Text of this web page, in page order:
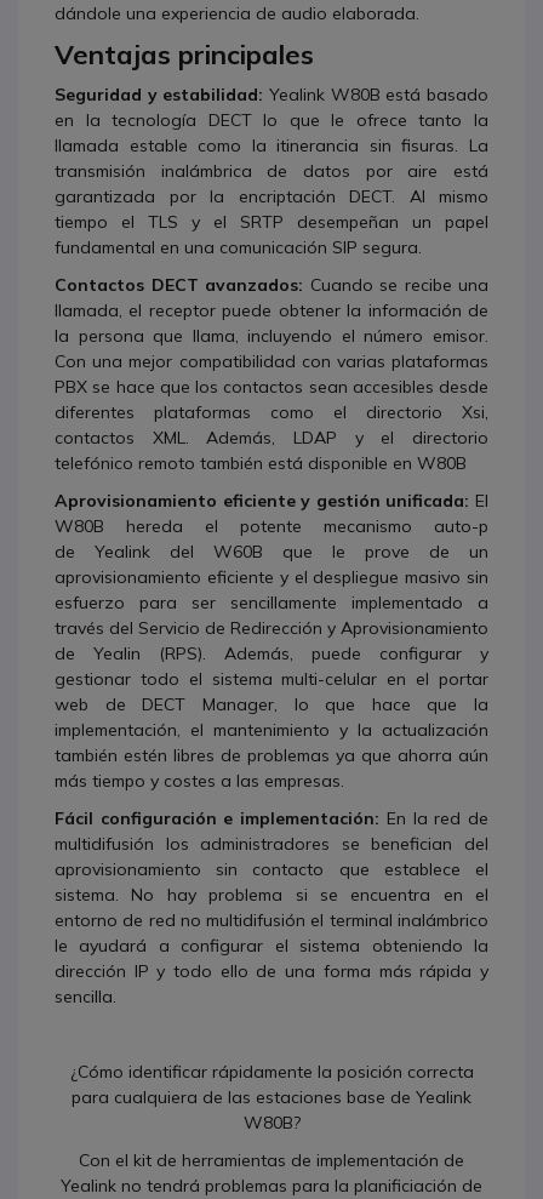
dándole una experiencia de audio elaborada.
Ventajas principales
Seguridad y estabilidad: Yealink W80B está basado
en la tecnología DECT lo que le ofrece tanto la
llamada estable como la itinerancia sin fisuras. La
transmisión inalámbrica de datos por aire está
garantizada por la encriptación DECT. Al mismo
tiempo el TLS y el SRTP desempeñan un papel
fundamental en una comunicación SIP segura.
Contactos DECT avanzados: Cuando se recibe una
llamada, el receptor puede obtener la información de
la persona que llama, incluyendo el número emisor.
Con una mejor compatibilidad con varias plataformas
PBX se hace que los contactos sean accesibles desde
diferentes plataformas como el directorio Xsi,
contactos XML. Además, LDAP y el directorio
telefónico remoto también está disponible en W80B
Aprovisionamiento eficiente y gestión unificada: El
W80B hereda el potente mecanismo auto-p
de Yealink del W60B que le prove de un
aprovisionamiento eficiente y el despliegue masivo sin
esfuerzo para ser sencillamente implementado a
través del Servicio de Redirección y Aprovisionamiento
de Yealin (RPS). Además, puede configurar y
gestionar todo el sistema multi-celular en el portar
web de DECT Manager, lo que hace que la
implementación, el mantenimiento y la actualización
también estén libres de problemas ya que ahorra aún
más tiempo y costes a las empresas.
Fácil configuración e implementación: En la red de
multidifusión los administradores se benefician del
aprovisionamiento sin contacto que establece el
sistema. No hay problema si se encuentra en el
entorno de red no multidifusión el terminal inalámbrico
le ayudará a configurar el sistema obteniendo la
dirección IP y todo ello de una forma más rápida y
sencilla.
¿Cómo identificar rápidamente la posición correcta
para cualquiera de las estaciones base de Yealink
W80B?
Con el kit de herramientas de implementación de
Yealink no tendrá problemas para la planificiación de